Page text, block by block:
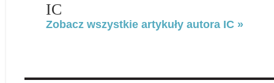
IC
Zobacz wszystkie artykuły autora IC »